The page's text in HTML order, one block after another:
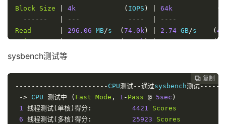
Block
Size 4k ( IOPS ) 64k (
------
--- ---- ----
Read
296.06 MB/s (74.0k ) 2.74 GB/s (
Write
| 296.84 MB/s (74.2k) | 2.75 GB/s (
Total
|
Block Size | 512k (IOPS) | 1m (
------
| --- ---- | ----
Read
| 7.04 GB/s ( 13.7k ) 8.25
Write
| 7.41 GB 14.4k) | 8.79
Total
| 14.46 GB 28.2k) 17.05
sysbench测试等
 复制
 复制
 复制
----------------------- CPU测试--通过sysbench测试
-> CPU 测试中 ( Fast Mode , 1 - Pass @ 5sec )
1
线程测试(单核)得分: 4421
Scores
6 线程测试(多核)得分: 25923
Scores